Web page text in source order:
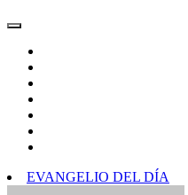
EVANGELIO DEL DÍA